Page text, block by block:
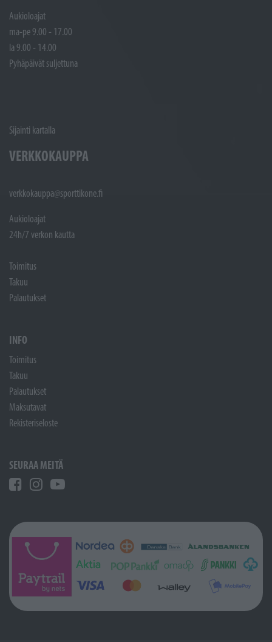
Aukioloajat
ma-pe 9.00 - 17.00
la 9.00 - 14.00
Pyhäpäivät suljettuna
Sijainti kartalla
VERKKOKAUPPA
verkkokauppa@sporttikone.fi
Aukioloajat
24h/7 verkon kautta
Toimitus
Takuu
Palautukset
INFO
Toimitus
Takuu
Palautukset
Maksutavat
Rekisteriseloste
SEURAA MEITÄ